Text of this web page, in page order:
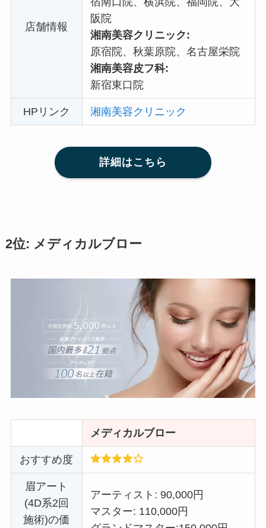
店舗情報
阪院
湘南美容クリニック:
原宿院、秋葉原院、名古屋栄院
湘南美容皮フ科:
新宿東口院
HPリンク 湘南美容クリニック
詳細はこちら
2位: メディカルブロー
メディカルブロー
おすすめ度
眉アート
(4D系2回
施術)の価
アーティスト: 90,000円
マスター: 110,000円